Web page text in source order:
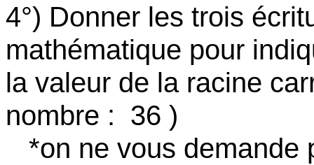
4°) Donner les trois
mathématique pour
la valeur de la racine
nombre : 36 )
*on ne vous demande